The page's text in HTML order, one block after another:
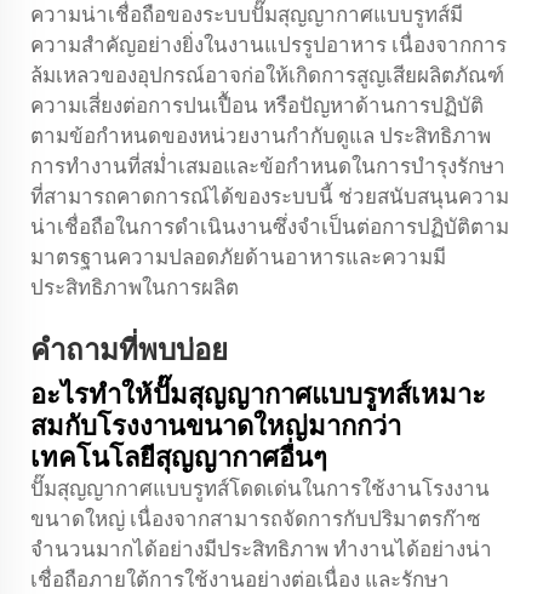
ความน่าเชื่อถือของระบบปั๊มสุญญากาศแบบรูทส์มี
ความสำคัญอย่างยิ่งในงานแปรรูปอาหาร เนื่องจากการ
ล้มเหลวของอุปกรณ์อาจก่อให้เกิดการสูญเสียผลิตภัณฑ์
ความเสี่ยงต่อการปนเปื้อน หรือปัญหาด้านการปฏิบัติ
ตามข้อกำหนดของหน่วยงานกำกับดูแล ประสิทธิภาพ
การทำงานที่สม่ำเสมอและข้อกำหนดในการบำรุงรักษา
ที่สามารถคาดการณ์ได้ของระบบนี้ ช่วยสนับสนุนความ
น่าเชื่อถือในการดำเนินงานซึ่งจำเป็นต่อการปฏิบัติตาม
มาตรฐานความปลอดภัยด้านอาหารและความมี
ประสิทธิภาพในการผลิต
คำถามที่พบบ่อย
อะไรทำให้ปั๊มสุญญากาศแบบรูทส์เหมาะ
สมกับโรงงานขนาดใหญ่มากกว่า
เทคโนโลยีสุญญากาศอื่นๆ
ปั๊มสุญญากาศแบบรูทส์โดดเด่นในการใช้งานโรงงาน
ขนาดใหญ่ เนื่องจากสามารถจัดการกับปริมาตรก๊าซ
จำนวนมากได้อย่างมีประสิทธิภาพ ทำงานได้อย่างน่า
เชื่อถือภายใต้การใช้งานอย่างต่อเนื่อง และรักษา